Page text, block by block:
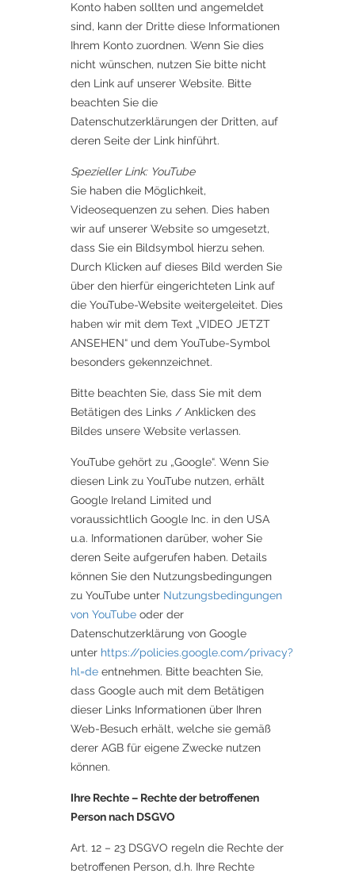
Konto haben sollten und angemeldet
sind, kann der Dritte diese Informationen
Ihrem Konto zuordnen. Wenn Sie dies
nicht wünschen, nutzen Sie bitte nicht
den Link auf unserer Website. Bitte
beachten Sie die
Datenschutzerklärungen der Dritten, auf
deren Seite der Link hinführt.
Spezieller Link: YouTube
Sie haben die Möglichkeit,
Videosequenzen zu sehen. Dies haben
wir auf unserer Website so umgesetzt,
dass Sie ein Bildsymbol hierzu sehen.
Durch Klicken auf dieses Bild werden Sie
über den hierfür eingerichteten Link auf
die YouTube-Website weitergeleitet. Dies
haben wir mit dem Text „VIDEO JETZT
ANSEHEN“ und dem YouTube-Symbol
besonders gekennzeichnet.
Bitte beachten Sie, dass Sie mit dem
Betätigen des Links / Anklicken des
Bildes unsere Website verlassen.
YouTube gehört zu „Google“. Wenn Sie
diesen Link zu YouTube nutzen, erhält
Google Ireland Limited und
voraussichtlich Google Inc. in den USA
u.a. Informationen darüber, woher Sie
deren Seite aufgerufen haben. Details
können Sie den Nutzungsbedingungen
zu YouTube unter Nutzungsbedingungen
von YouTube oder der
Datenschutzerklärung von Google
unter https://policies.google.com/privacy?
hl=de entnehmen. Bitte beachten Sie,
dass Google auch mit dem Betätigen
dieser Links Informationen über Ihren
Web-Besuch erhält, welche sie gemäß
derer AGB für eigene Zwecke nutzen
können.
Ihre Rechte – Rechte der betroffenen
Person nach DSGVO
Art. 12 – 23 DSGVO regeln die Rechte der
betroffenen Person, d.h. Ihre Rechte